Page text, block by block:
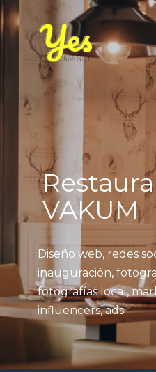
VAKUM
Diseño web, redes
inauguración,
fotografías local,
influencers, ads.